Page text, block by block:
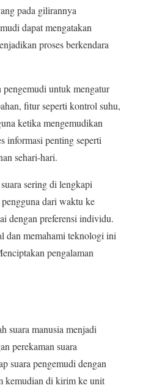
pada gilirannya
dapat mengatakan
proses berkendara
untuk mengatur
fitur seperti kontrol suhu,
ketika mengemudikan
informasi penting seperti
sehari-hari.
sering di lengkapi
dari waktu ke
dengan preferensi individu.
dan memahami teknologi ini
pengalaman
suara manusia menjadi
perekaman suara
suara pengemudi dengan
kemudian di kirim ke unit